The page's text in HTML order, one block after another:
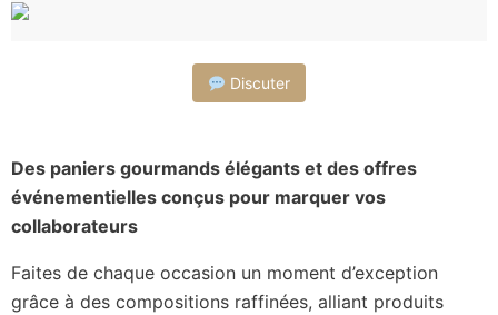
Discuter
Des paniers gourmands élégants et des offres
événementielles conçus pour marquer vos
collaborateurs
Faites de chaque occasion un moment d’exception
grâce à des compositions raffinées, alliant produits